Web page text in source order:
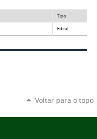
Tipo
Edital
Voltar para o topo